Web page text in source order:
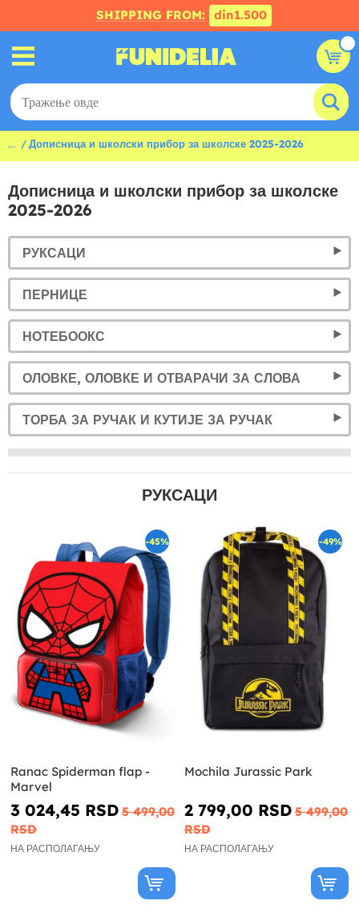
SHIPPING FROM: din1.500
... Дописница и школски прибор за школске 2025-2026
Дописница и школски прибор за школске
2025-2026
РУКСАЦИ
ПЕРНИЦЕ
НОТЕБООКС
ОЛОВКЕ, ОЛОВКЕ И ОТВАРАЧИ ЗА СЛОВА
ТОРБА ЗА РУЧАК И КУТИЈЕ ЗА РУЧАК
РУКСАЦИ
-45%
Ranac Spiderman flap -
Marvel
3 024,45 RSD 5 499,00
RSD
НА РАСПОЛАГАЊУ
-49%
Mochila Jurassic Park
2 799,00 RSD 5 499,00
RSD
НА РАСПОЛАГАЊУ